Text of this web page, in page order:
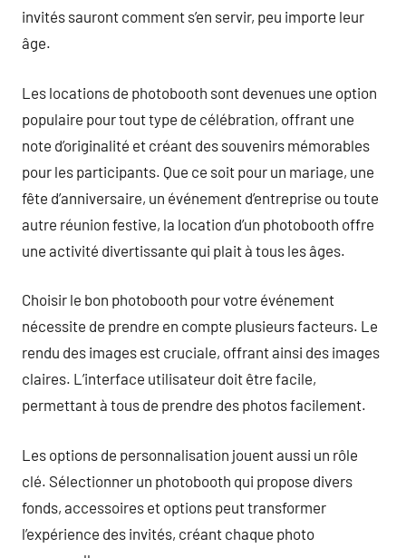
invités sauront comment s’en servir, peu importe leur
âge.
Les locations de photobooth sont devenues une option
populaire pour tout type de célébration, offrant une
note d’originalité et créant des souvenirs mémorables
pour les participants. Que ce soit pour un mariage, une
fête d’anniversaire, un événement d’entreprise ou toute
autre réunion festive, la location d’un photobooth offre
une activité divertissante qui plait à tous les âges.
Choisir le bon photobooth pour votre événement
nécessite de prendre en compte plusieurs facteurs. Le
rendu des images est cruciale, offrant ainsi des images
claires. L’interface utilisateur doit être facile,
permettant à tous de prendre des photos facilement.
Les options de personnalisation jouent aussi un rôle
clé. Sélectionner un photobooth qui propose divers
fonds, accessoires et options peut transformer
l’expérience des invités, créant chaque photo